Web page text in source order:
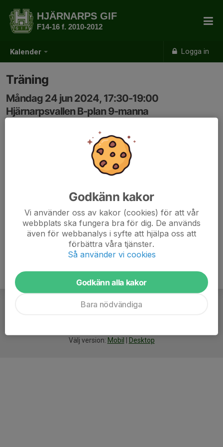
Kalender Logga in
HJÄRNARPS GIF
F14-16 f. 2010-2012
Träning
Måndag 24 jun 2024, 17:30-19:00
Hjärnarpsvallen B-plan 9-manna
Välj version: Mobil Desktop
Godkänn kakor
Vi använder oss av kakor (cookies) för att vår
webbplats ska fungera bra för dig. De används
även för webbanalys i syfte att hjälpa oss att
förbättra våra tjänster.
Så använder vi cookies
Godkänn alla kakor
Bara nödvändiga